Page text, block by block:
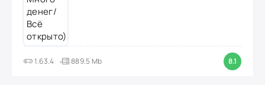
1.63.4 889.5 Mb 8.1